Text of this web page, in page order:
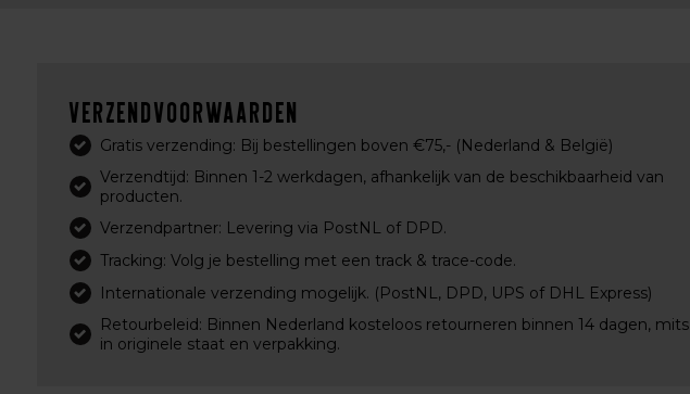
Verzendvoorwaarden
Gratis verzending: Bij bestellingen boven €75,- (Nederland & België)
Verzendtijd: Binnen 1-2 werkdagen, afhankelijk van de beschikbaarheid van
producten.
Verzendpartner: Levering via PostNL of DPD.
Tracking: Volg je bestelling met een track & trace-code.
Internationale verzending mogelijk. (PostNL, DPD, UPS of DHL Express)
Retourbeleid: Binnen Nederland kosteloos retourneren binnen 14 dagen, mits
in originele staat en verpakking.